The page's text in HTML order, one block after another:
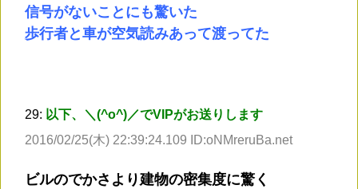
信号がないことにも驚いた
歩行者と車が空気読みあって渡ってた
29: 以下、＼(^o^)／でVIPがお送りします
2016/02/25(木) 22:39:24.109 ID:oNMreruBa.net
ビルのでかさより建物の密集度に驚く